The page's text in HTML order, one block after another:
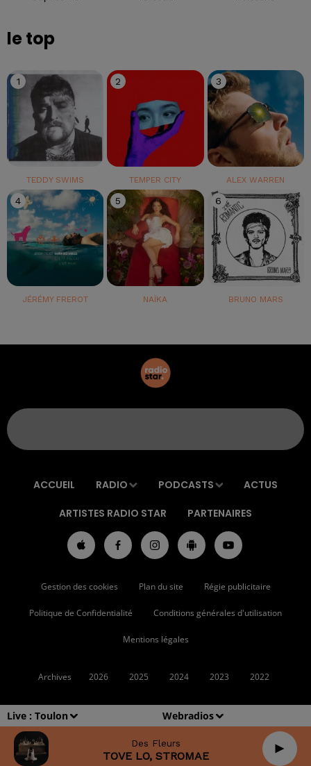
Live : Toulon Webradios
Des Fleurs
TOVE LO, STROMAE
le top
1
TEDDY SWIMS
2
TEMPER CITY
3
ALEX WARREN
4
JÉRÉMY FREROT
5
NAÏKA
6
BRUNO MARS
ACCUEIL RADIO PODCASTS ACTUS
ARTISTES RADIO STAR PARTENAIRES
Gestion des cookies Plan du site Régie publicitaire
Politique de Confidentialité Conditions générales d'utilisation
Mentions légales
Archives 2026 2025 2024 2023 2022